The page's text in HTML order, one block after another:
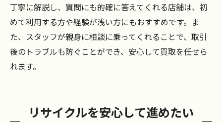
丁寧に解説し、質問にも的確に答えてくれる店舗は、初
めて利用する方や経験が浅い方にもおすすめです。ま
た、スタッフが親身に相談に乗ってくれることで、取引
後のトラブルも防ぐことができ、安心して買取を任せら
れます。
リサイクルを安心して進めたい